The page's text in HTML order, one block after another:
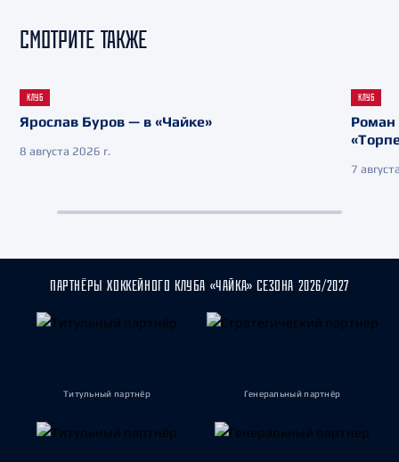
СМОТРИТЕ ТАКЖЕ
КЛУБ
Ярослав Буров — в «Чайке»
8 августа 2026 г.
КЛУБ
Роман
7
ПАРТНЁРЫ ХОККЕЙНОГО КЛУБА «ЧАЙКА» СЕЗОНА 2026/2027
Титульный партнёр Генеральный партнёр